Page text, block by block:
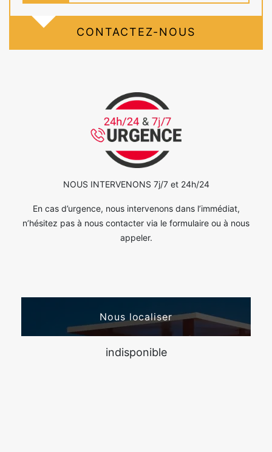
CONTACTEZ-NOUS
NOUS INTERVENONS 7j/7 et 24h/24
En cas d’urgence, nous intervenons dans l’immédiat,
n’hésitez pas à nous contacter via le formulaire ou à nous
appeler.
Nous localiser
indisponible